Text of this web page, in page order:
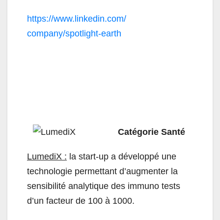
https://www.linkedin.com/
company/spotlight-earth
Catégorie Santé
LumediX : la start-up a développé une
technologie permettant d’augmenter la
sensibilité analytique des immuno tests
d’un facteur de 100 à 1000.